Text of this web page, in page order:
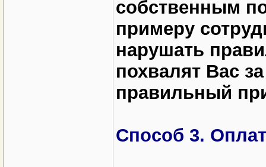
собственным
примеру
нарушать
похвалят Вас
правильный
Способ 3.